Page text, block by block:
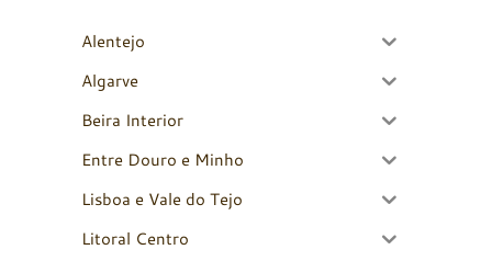
Alentejo
Algarve
Beira Interior
Entre Douro e Minho
Lisboa e Vale do Tejo
Litoral Centro